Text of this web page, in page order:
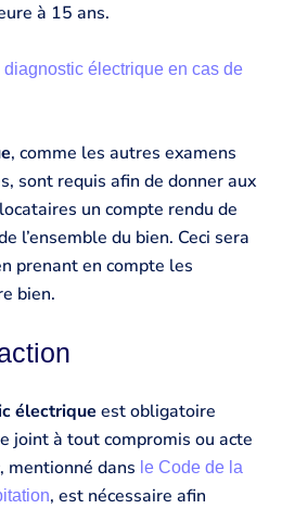
à 15 ans.
électrique en cas de
, comme les autres examens
sont requis afin de donner aux
un compte rendu de
l’ensemble du bien. Ceci sera
prenant en compte les
bien.
électrique est obligatoire
joint à tout compromis ou acte
mentionné dans le Code de la
, est nécessaire afin